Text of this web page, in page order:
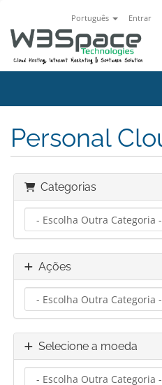
Português Entrar
Personal
Categorias
Ações
Selecione a moeda